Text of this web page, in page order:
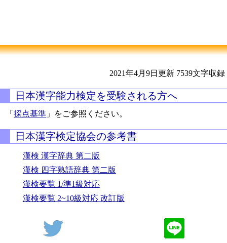
2021年4月9日更新 7539文字収録
日本漢字能力検定を受験される方へ
「採点基準 」をご参照ください。
日本漢字検定協会の参考書
漢検 漢字辞典 第二版
漢検 四字熟語辞典 第二版
漢検要覧 1/準1級対応
漢検要覧 2~10級対応 改訂版